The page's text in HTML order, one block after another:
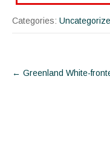
Categories:
Post
← Greenland White-